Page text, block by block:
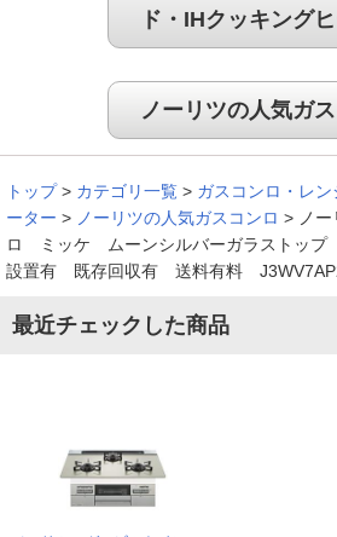
ド・IHクッキング
ノーリツの人気ガ
トップ > カテゴリ一覧 > ガスコンロ・レ
ーター > ノーリツの人気ガスコンロ > ノ
ロ ミッケ ムーンシルバーガラストッ
設置有 既存回収有 送料有料
最近チェックした商品